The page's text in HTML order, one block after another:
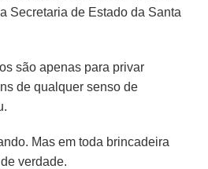
Secretaria de Estado da Santa
são apenas para privar
de qualquer senso de
Mas em toda brincadeira
verdade.